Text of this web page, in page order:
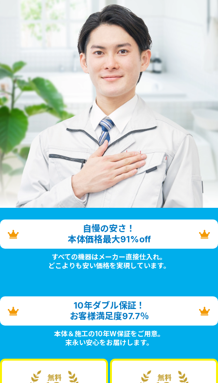
自慢の安さ！
本体価格最大91%off
すべての機器はメーカー直接仕入れ。
どこよりも安い価格を実現しています。
10年ダブル保証！
お客様満足度97.7％
本体＆施工の10年W保証をご用意。
末永い安心をお届けします。